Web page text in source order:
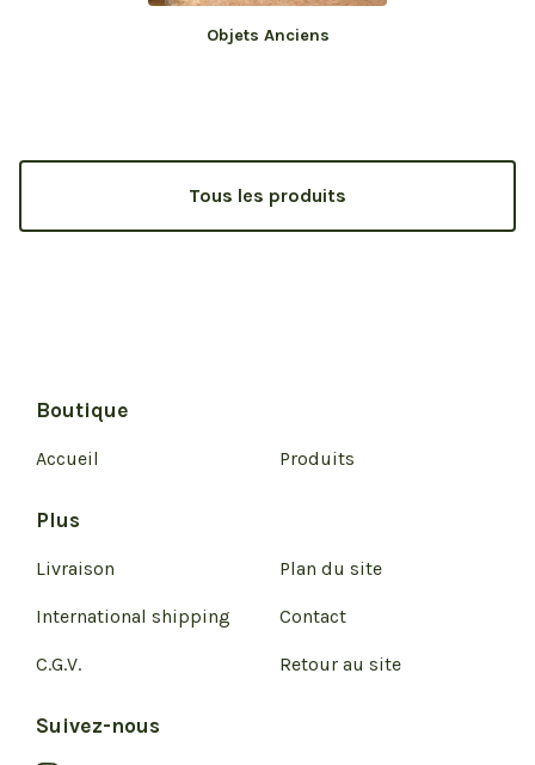
Objets Anciens
Tous les produits
Boutique
Accueil Produits
Plus
Livraison
International shipping
C.G.V.
Plan du site
Contact
Retour au site
Suivez-nous